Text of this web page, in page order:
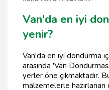
Van'da en iyi
yenir?
Van'da en iyi dondurma
arasında 'Van
yerler öne çıkmaktadır.
malzemelerle hazırlanan